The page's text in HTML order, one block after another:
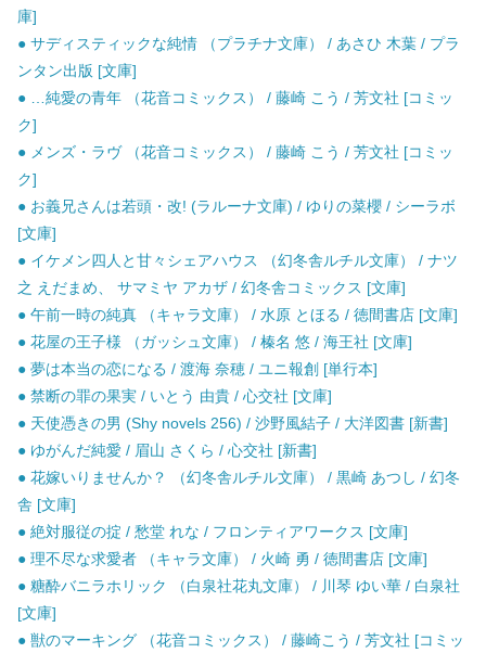
庫]
● サディスティックな純情 （プラチナ文庫） / あさひ 木葉 / プラ
ンタン出版 [文庫]
● …純愛の青年 （花音コミックス） / 藤崎 こう / 芳文社 [コミッ
ク]
● メンズ・ラヴ （花音コミックス） / 藤崎 こう / 芳文社 [コミッ
ク]
● お義兄さんは若頭・改! (ラルーナ文庫) / ゆりの菜櫻 / シーラボ
[文庫]
● イケメン四人と甘々シェアハウス （幻冬舎ルチル文庫） / ナツ
之 えだまめ、 サマミヤ アカザ / 幻冬舎コミックス [文庫]
● 午前一時の純真 （キャラ文庫） / 水原 とほる / 徳間書店 [文庫]
● 花屋の王子様 （ガッシュ文庫） / 榛名 悠 / 海王社 [文庫]
● 夢は本当の恋になる / 渡海 奈穂 / ユニ報創 [単行本]
● 禁断の罪の果実 / いとう 由貴 / 心交社 [文庫]
● 天使憑きの男 (Shy novels 256) / 沙野風結子 / 大洋図書 [新書]
● ゆがんだ純愛 / 眉山 さくら / 心交社 [新書]
● 花嫁いりませんか？ （幻冬舎ルチル文庫） / 黒崎 あつし / 幻冬
舎 [文庫]
● 絶対服従の掟 / 愁堂 れな / フロンティアワークス [文庫]
● 理不尽な求愛者 （キャラ文庫） / 火崎 勇 / 徳間書店 [文庫]
● 糖酔バニラホリック （白泉社花丸文庫） / 川琴 ゆい華 / 白泉社
[文庫]
● 獣のマーキング （花音コミックス） / 藤崎こう / 芳文社 [コミッ